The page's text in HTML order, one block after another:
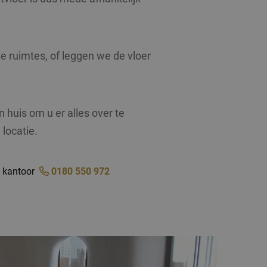
ruimtes, of leggen we de vloer
huis om u er alles over te
locatie.
kantoor 0180 550 972
Analytics -
Het is
wordt gebruikt
berekenen voor
uit over
advertenties die
bezocht.